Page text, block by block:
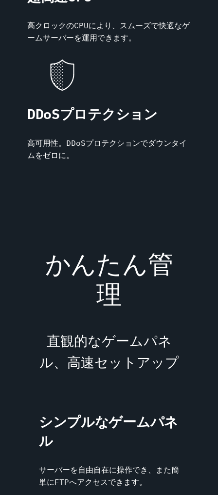
高クロックのCPUにより、スムーズで快適なゲ
ームサーバーを運用できます。
DDoSプロテクション
高可用性。DDoSプロテクションでダウンタイ
ムをゼロに。
かんたん管
理
直観的なゲームパネ
ル、高速セットアップ
シンプルなゲームパネ
ル
サーバーを自由自在に操作でき、また簡
単にFTPへアクセスできます。